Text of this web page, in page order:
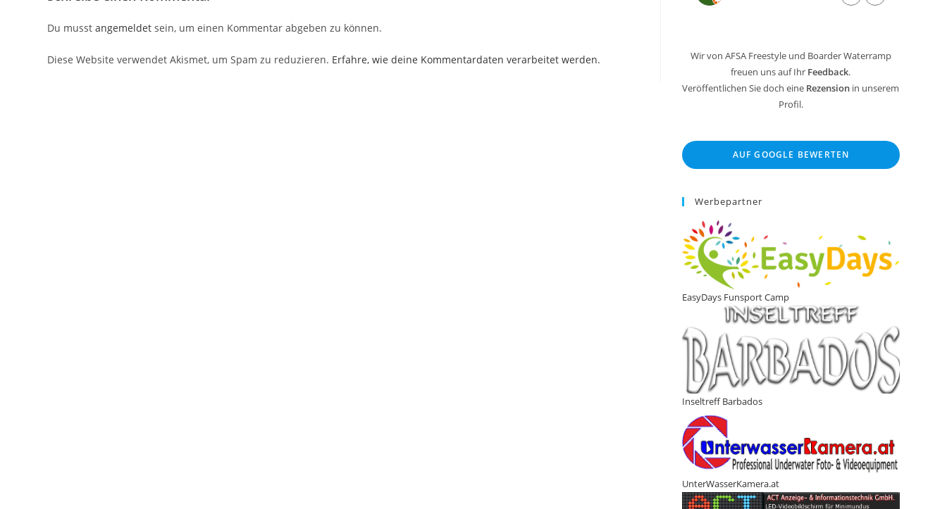
Du musstangemeldet sein, um einen Kommentar abgeben zu können.
Diese Website verwendet Akismet, um Spam zu reduzieren. Erfahre, wie deine Kommentardaten verarbeitet werden.
Cent nehmen wollen.
Sowas findet man heute echt
selten…
nach jeder Menge Spaß für die
Wir von AFSA Freestyle und Boarder Waterramp
freuen uns auf Ihr Feedback.
Veröffentlichen Sie doch eine Rezension in unserem
Profil.
AUF GOOGLE BEWERTEN
Werbepartner
EasyDays Funsport Camp
Inseltreff Barbados
UnterWasserKamera.at